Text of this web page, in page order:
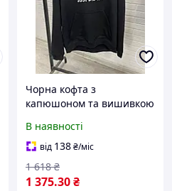
Чорна кофта з
капюшоном та вишивкою
толстовка спорт бавовна
KRT0758
В наявності
від 138₴/міс
1 375.30₴
1 618 ₴